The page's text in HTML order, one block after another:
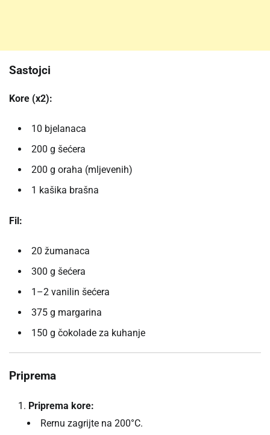
Sastojci
Kore (x2):
10 bjelanaca
200 g šećera
200 g oraha (mljevenih)
1 kašika brašna
Fil:
20 žumanaca
300 g šećera
1–2 vanilin šećera
375 g margarina
150 g čokolade za kuhanje
Priprema
Priprema kore:
Rernu zagrijte na 200°C.